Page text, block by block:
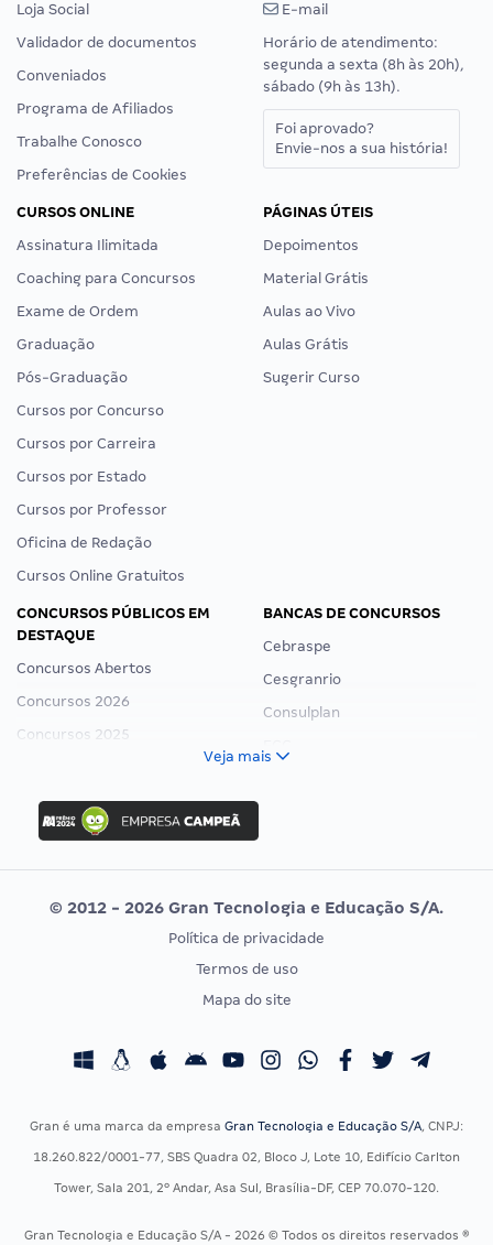
Loja Social
Validador de documentos
Conveniados
Programa de Afiliados
Trabalhe Conosco
Preferências de Cookies
E-mail
Horário de atendimento:
segunda a sexta (8h às 20h),
sábado (9h às 13h).
Foi aprovado?
Envie-nos a sua história!
CURSOS ONLINE
Assinatura Ilimitada
Coaching para Concursos
Exame de Ordem
Graduação
Pós-Graduação
Cursos por Concurso
Cursos por Carreira
Cursos por Estado
Cursos por Professor
Oficina de Redação
Cursos Online Gratuitos
PÁGINAS ÚTEIS
Depoimentos
Material Grátis
Aulas ao Vivo
Aulas Grátis
Sugerir Curso
CONCURSOS PÚBLICOS EM
DESTAQUE
Concursos Abertos
Concursos 2026
Concursos 2025
Concurso Ibama
Concurso MPU
Editais publicados
BANCAS DE CONCURSOS
Cebraspe
Cesgranrio
Consulplan
Vunesp
CONCURSOS POR PROFISSÃO
Concursos Fiscais
Concursos Saúde
EXAME DE ORDEM
Calendário OAB
Veja mais
© 2012 - 2026 Gran Tecnologia e Educação S/A.
Política de privacidade
Termos de uso
Mapa do site
Gran é uma marca da empresa Gran Tecnologia e Educação S/A, CNPJ:
18.260.822/0001-77, SBS Quadra 02, Bloco J, Lote 10, Edifício Carlton
Tower, Sala 201, 2º Andar, Asa Sul, Brasília-DF, CEP 70.070-120.
Gran Tecnologia e Educação S/A - 2026 © Todos os direitos reservados ®